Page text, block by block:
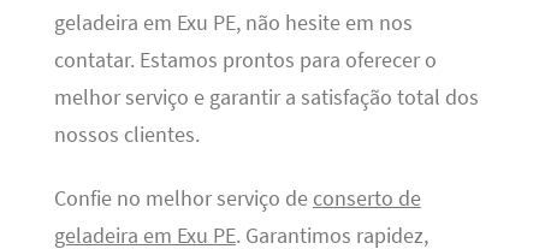
geladeira em Exu PE, não hesite em nos
contatar. Estamos prontos para oferecer o
melhor serviço e garantir a satisfação total dos
nossos clientes.
Confie no melhor serviço de conserto de
geladeira em Exu PE. Garantimos rapidez,